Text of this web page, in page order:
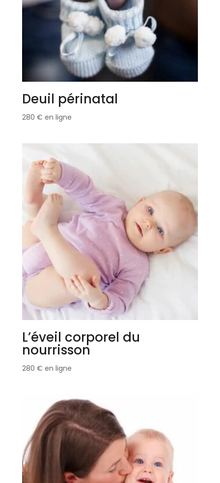
Deuil périnatal
280 € en ligne
L’éveil corporel du
nourrisson
280 € en ligne